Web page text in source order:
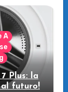
A
Plus: la
al futuro!